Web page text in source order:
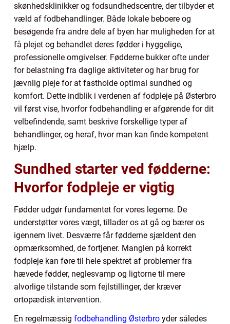
skønhedsklinikker og fodsundhedscentre, der tilbyder et
væld af fodbehandlinger. Både lokale beboere og
besøgende fra andre dele af byen har muligheden for at
få plejet og behandlet deres fødder i hyggelige,
professionelle omgivelser. Fødderne bukker ofte under
for belastning fra daglige aktiviteter og har brug for
jævnlig pleje for at fastholde optimal sundhed og
komfort. Dette indblik i verdenen af fodpleje på Østerbro
vil først vise, hvorfor fodbehandling er afgørende for dit
velbefindende, samt beskrive forskellige typer af
behandlinger, og heraf, hvor man kan finde kompetent
hjælp.
Sundhed starter ved fødderne:
Hvorfor fodpleje er vigtig
Fødder udgør fundamentet for vores legeme. De
understøtter vores vægt, tillader os at gå og bærer os
igennem livet. Desværre får fødderne sjældent den
opmærksomhed, de fortjener. Manglen på korrekt
fodpleje kan føre til hele spektret af problemer fra
hævede fødder, neglesvamp og ligtorne til mere
alvorlige tilstande som fejlstillinger, der kræver
ortopædisk intervention.
En regelmæssig fodbehandling Østerbro yder således